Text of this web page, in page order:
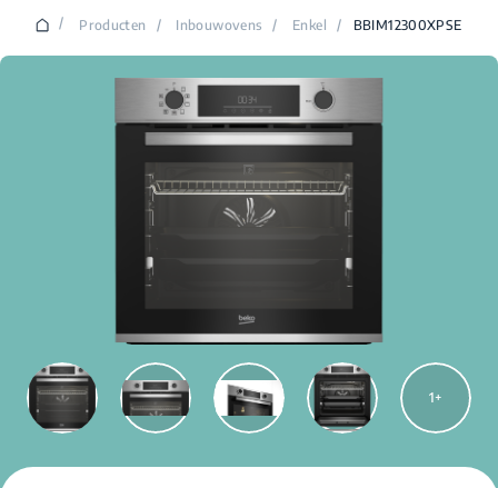
/ Producten / Inbouwovens / Enkel / BBIM12300XPSE
1